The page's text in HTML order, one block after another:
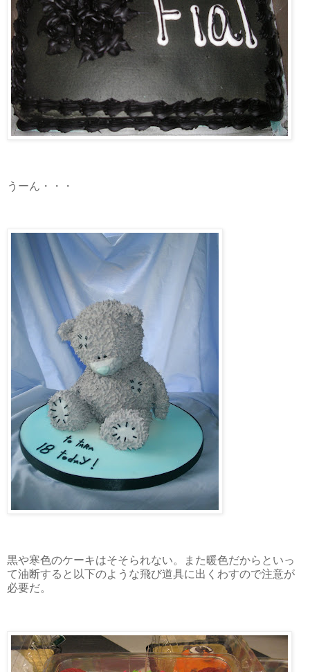
うーん・・・
黒や寒色のケーキはそそられない。また暖色だからといっ
て油断すると以下のような飛び道具に出くわすので注意が
必要だ。